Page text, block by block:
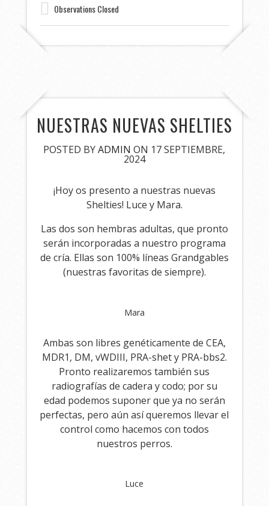
Observations Closed
NUESTRAS NUEVAS SHELTIES
POSTED BYADMIN ON 17 SEPTIEMBRE,
2024
¡Hoy os presento a nuestras nuevas
Shelties! Luce y Mara.
Las dos son hembras adultas, que pronto
serán incorporadas a nuestro programa
de cría. Ellas son 100% líneas Grandgables
(nuestras favoritas de siempre).
Mara
Ambas son libres genéticamente de CEA,
MDR1, DM, vWDIII, PRA-shet y PRA-bbs2.
Pronto realizaremos también sus
radiografías de cadera y codo; por su
edad podemos suponer que ya no serán
perfectas, pero aún así queremos llevar el
control como hacemos con todos
nuestros perros.
Luce